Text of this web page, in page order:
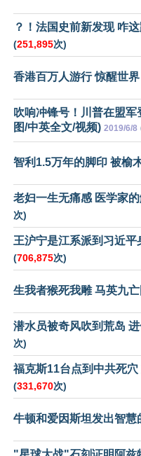
？！法国史前新发现 咋
(251,895次)
香港百万人游行 惊醒世
吹响冲锋号！川普在盟
图/中英全文/视频) 2019/6/8
智利1.5万年的脚印 被榆
老妇一生无痛感 医学家
次)
王沪宁是江系派到习近
(706,875次)
生我者猴死我雕 马英九
潜水员被奇风吹到荒岛
次)
福克斯11台点到中共死
(331,670次)
牛顿和爱因斯坦发出智慧